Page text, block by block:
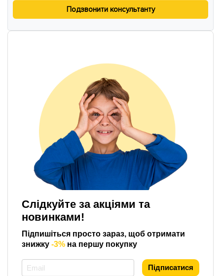
Подзвонити консультанту
Слідкуйте за акціями та
новинками!
Підпишіться просто зараз, щоб отримати
знижку -3% на першу покупку
Підписатися